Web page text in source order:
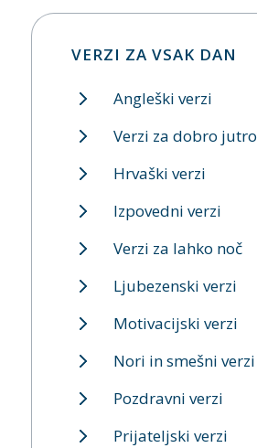
VERZI ZA VSAK DAN
Angleški verzi
Verzi za dobro jutro
Hrvaški verzi
Izpovedni verzi
Verzi za lahko noč
Ljubezenski verzi
Motivacijski verzi
Nori in smešni verzi
Pozdravni verzi
Prijateljski verzi